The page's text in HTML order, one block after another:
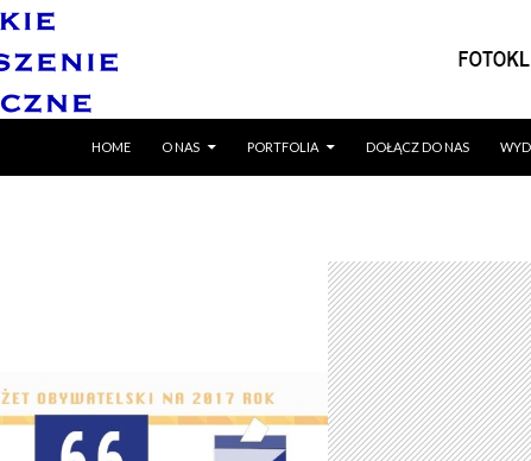
HOME
O NAS PORTFOLIA DOŁĄCZ DO NAS